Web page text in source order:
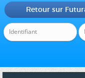
Retour sur